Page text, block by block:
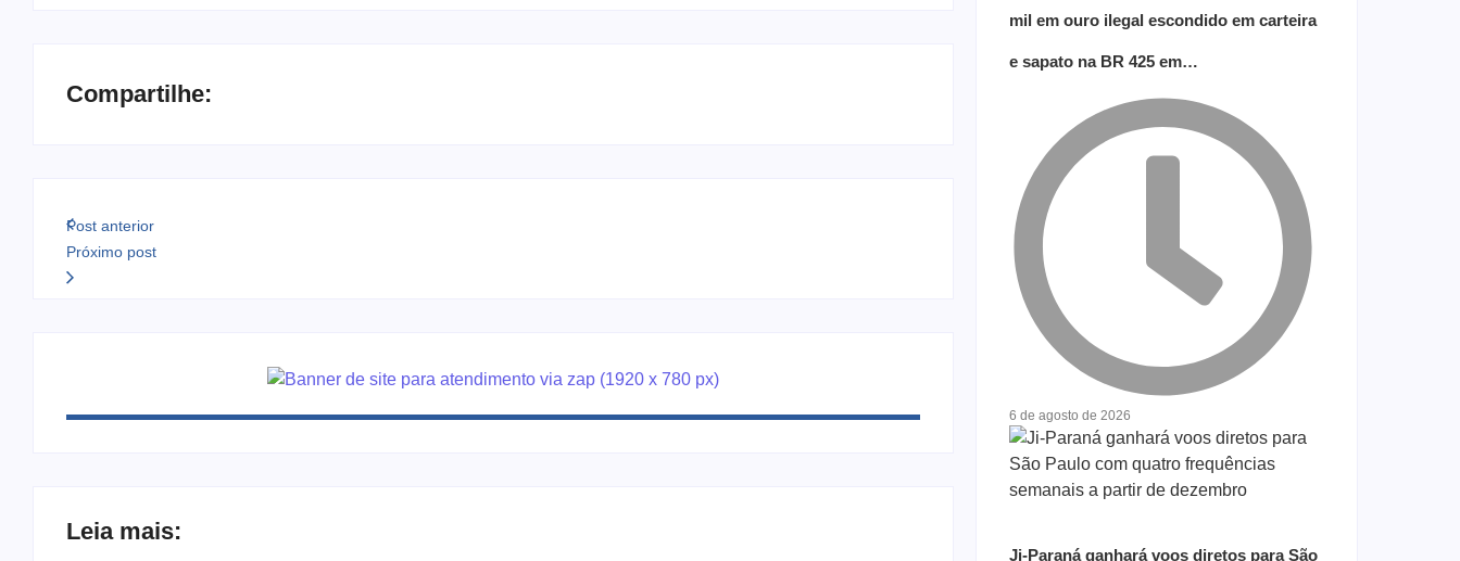
Compartilhe:
Post anterior
Próximo post
Leia mais:
mil em ouro ilegal escondido em carteira
e sapato na BR 425 em…
6 de agosto de 2026
Ji-Paraná ganhará voos diretos para São